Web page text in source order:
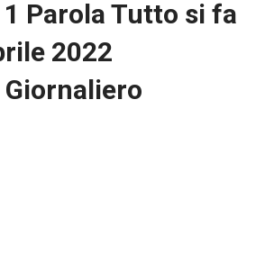
Parola Tutto si fa
2022